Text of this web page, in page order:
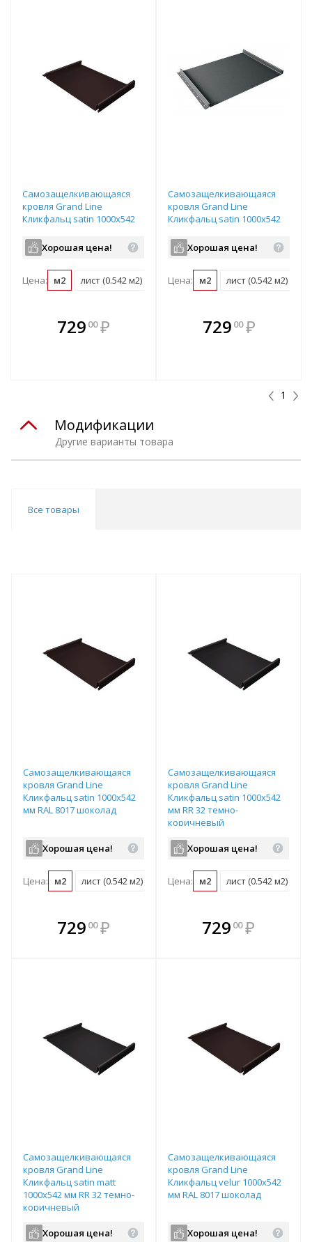
Самозащелкивающаяся
кровля Grand Line
Кликфальц satin 1000х542
Хорошая цена!
Цена: м2 лист (0.542 м2)
729 00 ₽
В комплекте
всегда выгоднее!
Самозащелкивающаяся
кровля Grand Line
Кликфальц satin 1000х542
серыйХорошая цена!
Цена: м2 лист (0.542 м2)
В комплекте
всегда выгоднее!
729 00 ₽
1
Другие варианты товара
Модификации
Все товары
Самозащелкивающаяся
кровля Grand Line
Кликфальц satin 1000х542
мм RAL 8017 шоколад
Хорошая цена!
Цена: м2 лист (0.542 м2)
729 00 ₽
В комплекте
всегда выгоднее!
Самозащелкивающаяся
кровля Grand Line
Кликфальц satin 1000х542
мм RR 32 темно-
коричневый
Хорошая цена!
Цена: м2 лист (0.542 м2)
В комплекте
всегда выгоднее!
729 00 ₽
Самозащелкивающаяся
кровля Grand Line
Кликфальц satin matt
1000х542 мм RR 32 темно-
коричневый
Хорошая цена!
Самозащелкивающаяся
кровля Grand Line
Кликфальц velur 1000х542
мм RAL 8017 шоколад
Хорошая цена!